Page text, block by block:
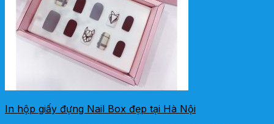
In hộp giấy đựng Nail Box đẹp tại Hà Nội